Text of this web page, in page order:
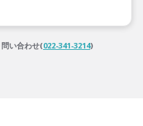
問い合わせ(022-341-3214)